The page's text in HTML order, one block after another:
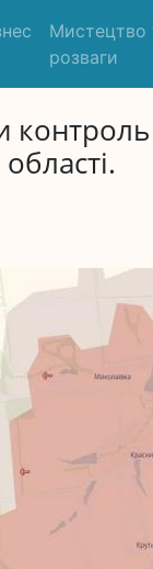
Мистецтво
розваги